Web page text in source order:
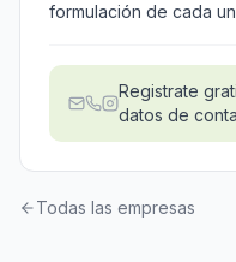
formulación de cada
Registrate
datos de
Todas las empresas